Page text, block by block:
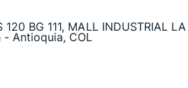
120 BG 111, MALL INDUSTRIAL LA
- Antioquia, COL